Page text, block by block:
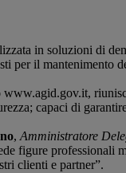
in soluzioni di
per il mantenimento
capaci di
, Amministratore
figure professionali
clienti e partner”.